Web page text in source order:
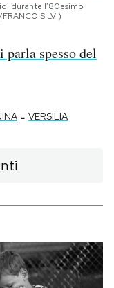
durante l’80esimo
SILVI)
parla spesso del
- VERSILIA